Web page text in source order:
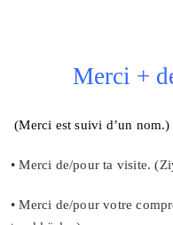
Merci +
(Merci est suivi d’un nom.)
• Merci de/pour ta visite.
• Merci de/pour votre